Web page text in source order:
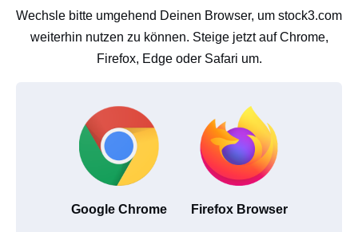
Wechsle bitte umgehend Deinen Browser, um stock3.com
weiterhin nutzen zu können. Steige jetzt auf Chrome,
Firefox, Edge oder Safari um.
Google Chrome Firefox Browser